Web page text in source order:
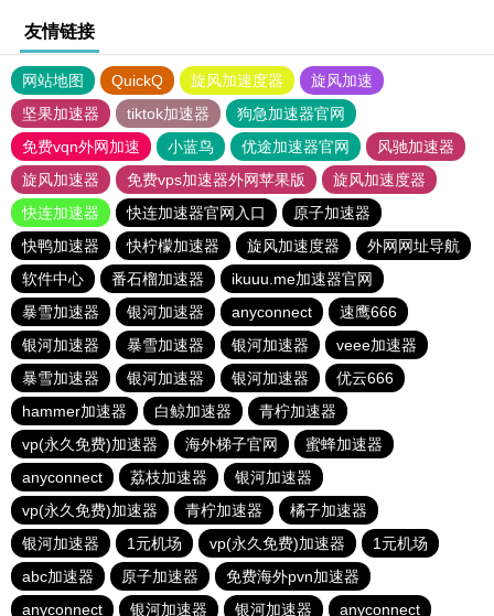
友情链接
网站地图 QuickQ 旋风加速度器
旋风加速
坚果加速器
tiktok加速器
狗急加速器官网
免费vqn外网加速
小蓝鸟 优途加速器官网
风驰加速器
旋风加速器
免费vps加速器外网苹果版
旋风加速度器
快连加速器
快连加速器官网入口
原子加速器
快鸭加速器
快柠檬加速器 旋风加速度器
外网网址导航
软件中心
番石榴加速器
ikuuu.me加速器官网
暴雪加速器
银河加速器 anyconnect
速鹰666
银河加速器
暴雪加速器 银河加速器
veee加速器
暴雪加速器
银河加速器 银河加速器
优云666
hammer加速器
白鲸加速器
青柠加速器
vp(永久免费)加速器
海外梯子官网
蜜蜂加速器
anyconnect
荔枝加速器
银河加速器
vp(永久免费)加速器
青柠加速器
橘子加速器
银河加速器
1元机场 vp(永久免费)加速器
1元机场
abc加速器
原子加速器
免费海外pvn加速器
anyconnect
银河加速器 银河加速器 anyconnect